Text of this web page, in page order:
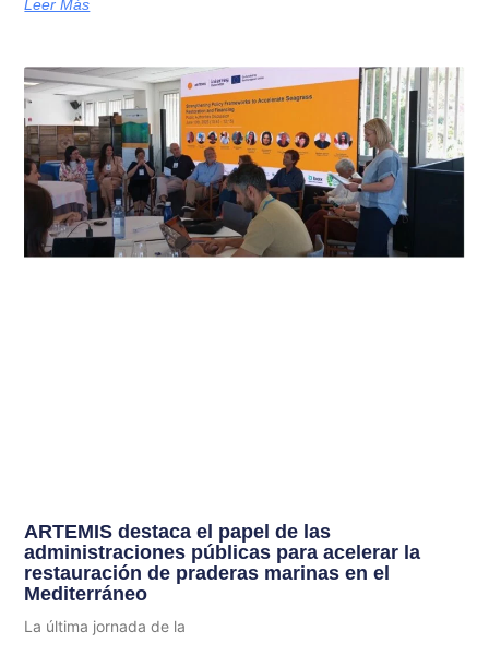
Leer Más
ARTEMIS destaca el papel de las
administraciones públicas para acelerar la
restauración de praderas marinas en el
Mediterráneo
La última jornada de la